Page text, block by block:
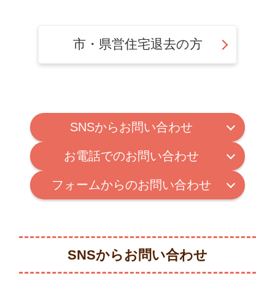
市・県営住宅退去の方
SNSからお問い合わせ
お電話でのお問い合わせ
フォームからのお問い合わせ
SNSからお問い合わせ